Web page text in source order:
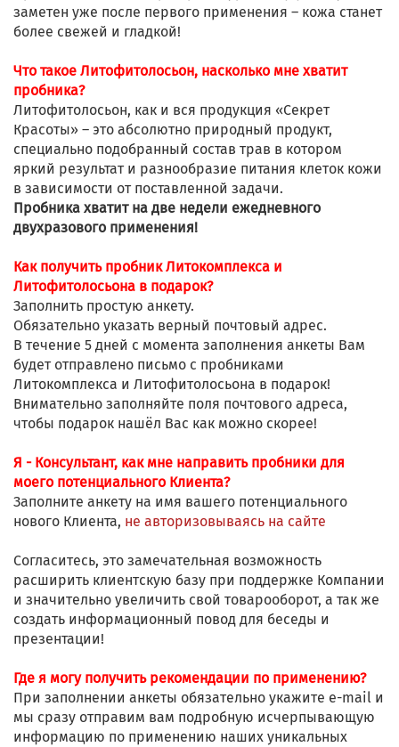
заметен уже после первого применения – кожа станет
более свежей и гладкой!
Что такое Литофитолосьон, насколько мне хватит
пробника?
Литофитолосьон, как и вся продукция «Секрет
Красоты» – это абсолютно природный продукт,
специально подобранный состав трав в котором
яркий результат и разнообразие питания клеток кожи
в зависимости от поставленной задачи.
Пробника хватит на две недели ежедневного
двухразового применения!
Как получить пробник Литокомплекса и
Литофитолосьона в подарок?
Заполнить простую анкету.
Обязательно указать верный почтовый адрес.
В течение 5 дней с момента заполнения анкеты Вам
будет отправлено письмо с пробниками
Литокомплекса и Литофитолосьона в подарок!
Внимательно заполняйте поля почтового адреса,
чтобы подарок нашёл Вас как можно скорее!
Я - Консультант, как мне направить пробники для
моего потенциального Клиента?
Заполните анкету на имя вашего потенциального
нового Клиента, не авторизовываясь на сайте
Согласитесь, это замечательная возможность
расширить клиентскую базу при поддержке Компании
и значительно увеличить свой товарооборот, а так же
создать информационный повод для беседы и
презентации!
Где я могу получить рекомендации по применению?
При заполнении анкеты обязательно укажите e-mail и
мы сразу отправим вам подробную исчерпывающую
информацию по применению наших уникальных